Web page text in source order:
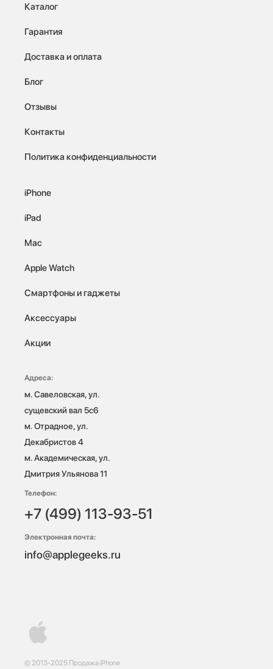
© 2013-2025 Продажа iPhone
Каталог
Гарантия
Доставка и оплата
Блог
Отзывы
Контакты
Политика конфиденциальности
iPhone
iPad
Mac
Apple Watch
Смартфоны и гаджеты
Аксессуары
Акции
Адреса:
м. Савеловская, ул.
сущевский вал 5с6
м. Отрадное, ул.
Декабристов 4
м. Академическая, ул.
Дмитрия Ульянова 11
Телефон:
+7 (499) 113-93-51
Электронная почта:
info@applegeeks.ru